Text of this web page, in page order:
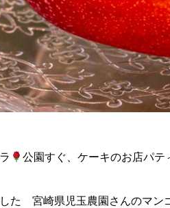
公園すぐ、ケーキのお店パ
た 宮崎県児玉農園さんのマン